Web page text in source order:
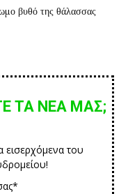
βυθό της θάλασσας
ΤΑ ΝΕΑ ΜΑΣ;
εισερχόμενα του